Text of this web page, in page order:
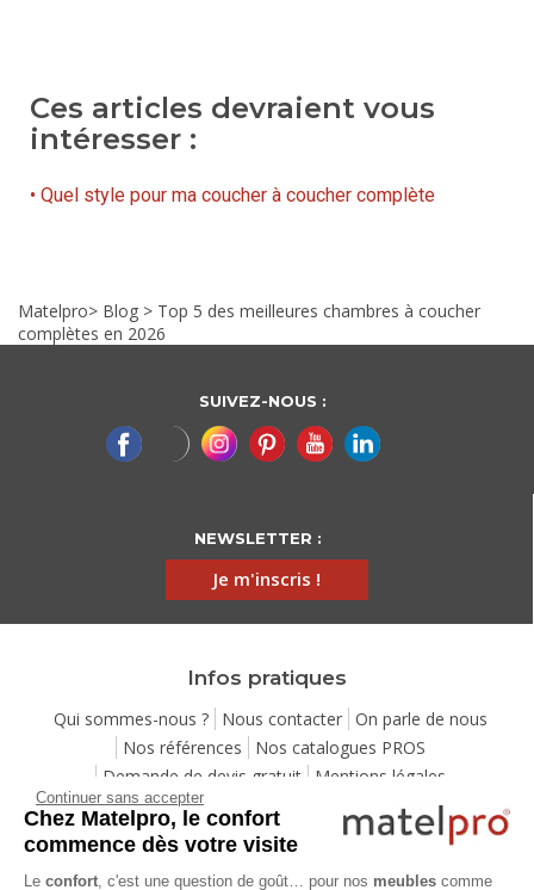
Ces articles devraient vous
intéresser :
• Quel style pour ma coucher à coucher complète
Matelpro> Blog > Top 5 des meilleures chambres à coucher
complètes en 2026
SUIVEZ-NOUS :
NEWSLETTER :
Je m'inscris !
Infos pratiques
Qui sommes-nous ? Nous contacter
On parle de nous
Nos références
Nos catalogues PROS
Demande de devis gratuit
Mentions légales
Conditions générales de vente
Protection de la vie privée
Gestion des cookies
Eco-participation
Continuer sans accepter
Chez Matelpro, le confort
commence dès votre visite
Le confort, c'est une question de goût… pour nos meubles comme